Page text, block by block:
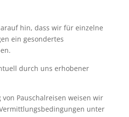
hin, dass wir für einzelne
ein gesondertes
durch uns erhobener
Pauschalreisen weisen wir
unter